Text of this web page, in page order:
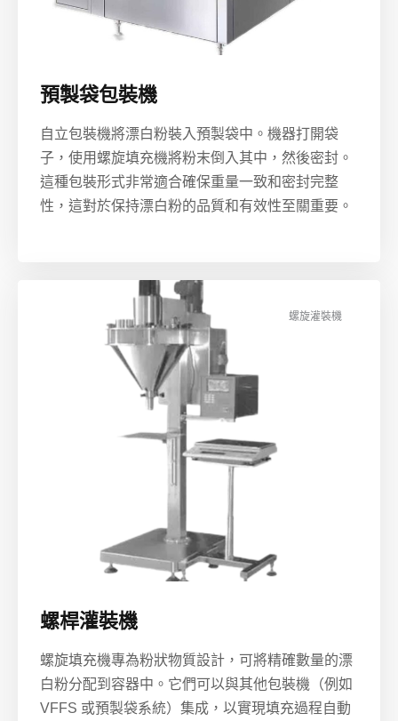
預製袋包裝機
自立包裝機將漂白粉裝入預製袋中。機器打開袋
子，使用螺旋填充機將粉末倒入其中，然後密封。
這種包裝形式非常適合確保重量一致和密封完整
性，這對於保持漂白粉的品質和有效性至關重要。
螺旋灌裝機
螺桿灌裝機
螺旋填充機專為粉狀物質設計，可將精確數量的漂
白粉分配到容器中。它們可以與其他包裝機（例如
VFFS 或預製袋系統）集成，以實現填充過程自動